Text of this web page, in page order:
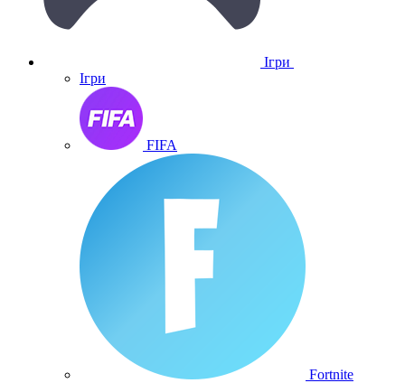
Ігри
Ігри
FIFA
Fortnite